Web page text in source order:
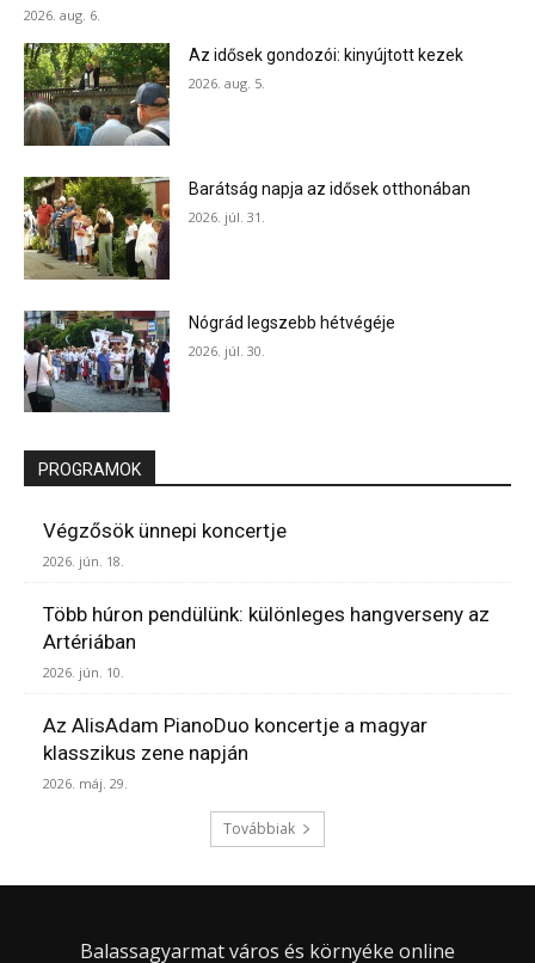
2026. aug. 6.
Az idősek gondozói: kinyújtott kezek
2026. aug. 5.
Barátság napja az idősek otthonában
2026. júl. 31.
Nógrád legszebb hétvégéje
2026. júl. 30.
PROGRAMOK
Végzősök ünnepi koncertje
2026. jún. 18.
Több húron pendülünk: különleges hangverseny az
Artériában
2026. jún. 10.
Az AlisAdam PianoDuo koncertje a magyar
klasszikus zene napján
2026. máj. 29.
Továbbiak
Balassagyarmat város és környéke online